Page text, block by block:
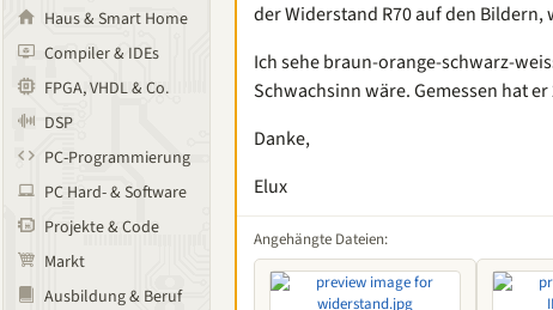
Haus & Smart Home
Compiler & IDEs
FPGA, VHDL & Co.
DSP
PC-Programmierung
PC Hard- & Software
Projekte & Code
Markt
Ausbildung & Beruf
der Widerstand R70 auf den Bildern,
Ich sehe braun-orange-schwarz-
Schwachsinn wäre. Gemessen hat
Danke,
Elux
Angehängte Dateien: